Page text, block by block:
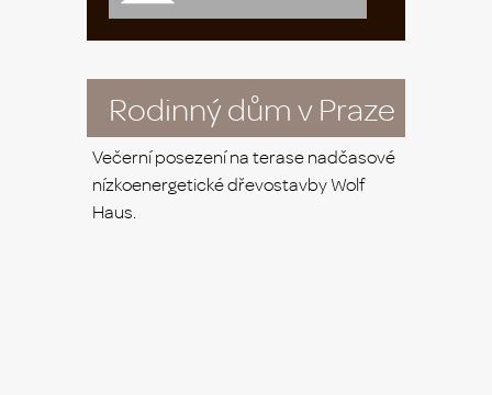
Rodinný dům v Praze
Večerní posezení na terase nadčasové
nízkoenergetické dřevostavby Wolf
Haus.